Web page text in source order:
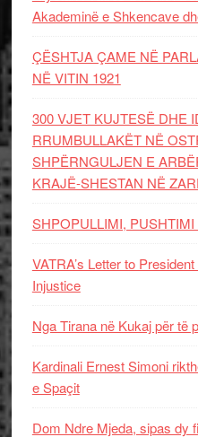
Akademinë e Shkencave
ÇËSHTJA ÇAME NË
NË VITIN 1921
300 VJET KUJTESË DHE
RRUMBULLAKËT NË
SHPËRNGULJEN E
KRAJË-SHESTAN NË
SHPOPULLIMI,
VATRA’s Letter to
Injustice
Nga Tirana në Kukaj për të
Kardinali Ernest Simoni
e Spaçit
Dom Ndre Mjeda, sipas dy